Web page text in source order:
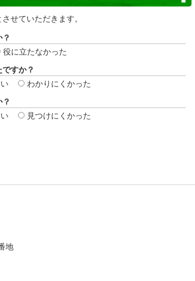
せていただきます。
役に立たなかった
すか？
わかりにくかった
見つけにくかった
地